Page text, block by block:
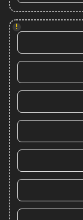
!